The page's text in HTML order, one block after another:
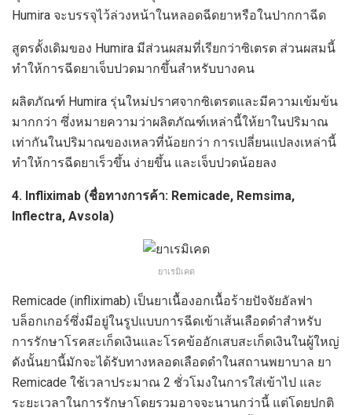
Humira จะบรรจุไว้ล่วงหน้าในหลอดฉีดยาหรือในปากกาฉีด
สูตรดั้งเดิมของ Humira มีส่วนผสมที่เรียกว่าซิเตรต ส่วนผสมนี้
ทำให้การฉีดยาเจ็บปวดมากขึ้นสำหรับบางคน
ผลิตภัณฑ์ Humira รุ่นใหม่ปราศจากซิเตรตและมีความเข้มข้น
มากกว่า ซึ่งหมายความว่าผลิตภัณฑ์เหล่านี้ให้ยาในปริมาณ
เท่ากันในปริมาณของเหลวที่น้อยกว่า การเปลี่ยนแปลงเหล่านี้
ทำให้การฉีดยาเร็วขึ้น ง่ายขึ้น และเจ็บปวดน้อยลง
4. Infliximab (ชื่อทางการค้า: Remicade, Remsima,
Inflectra, Avsola)
ยาเรมิเคด
Remicade (infliximab) เป็นยาเนื้องอกเนื้อร้ายปัจจัยอัลฟา
บล็อกเกอร์ซึ่งมีอยู่ในรูปแบบการฉีดเข้าเส้นเลือดดำสำหรับ
การรักษาโรคสะเก็ดเงินและโรคข้ออักเสบสะเก็ดเงินในผู้ใหญ่
ดังนั้นยานี้มักจะได้รับทางหลอดเลือดดำในสถานพยาบาล ยา
Remicade ใช้เวลาประมาณ 2 ชั่วโมงในการใส่เข้าไป และ
ระยะเวลาในการรักษาโดยรวมอาจจะนานกว่านี้ แต่โดยปกติ